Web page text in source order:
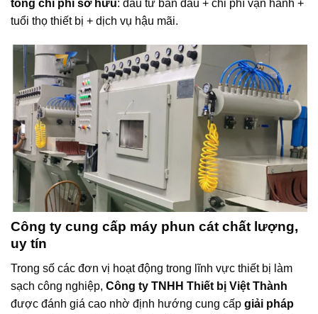
tổng chi phí sở hữu: đầu tư ban đầu + chi phí vận hành +
tuổi thọ thiết bị + dịch vụ hậu mãi.
Công ty cung cấp máy phun cát chất lượng,
uy tín
Trong số các đơn vị hoạt động trong lĩnh vực thiết bị làm
sạch công nghiệp, Công ty TNHH Thiết bị Việt Thành
được đánh giá cao nhờ định hướng cung cấp giải pháp